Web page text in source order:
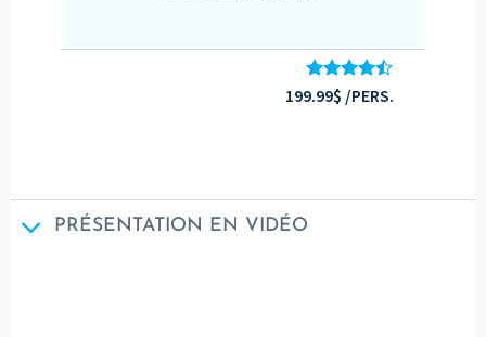
Note4.43
199.99$ /PERS.
PRÉSENTATION EN VIDÉO